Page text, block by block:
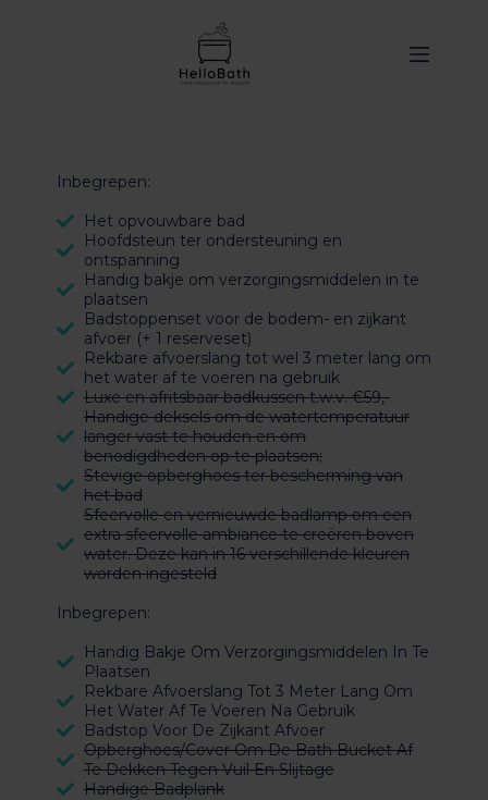
Inbegrepen:
Het opvouwbare bad
Hoofdsteun ter ondersteuning en
ontspanning
Handig bakje om verzorgingsmiddelen in te
plaatsen
Badstoppenset voor de bodem- en zijkant
afvoer (+ 1 reserveset)
Rekbare afvoerslang tot wel 3 meter lang om
het water af te voeren na gebruik
Luxe en afritsbaar badkussen t.w.v. €59,-
Handige deksels om de watertemperatuur
langer vast te houden en om
benodigdheden op te plaatsen;
Stevige opberghoes ter bescherming van
het bad
Sfeervolle en vernieuwde badlamp om een
extra sfeervolle ambiance te creëren boven
water. Deze kan in 16 verschillende kleuren
worden ingesteld
Inbegrepen:
Handig Bakje Om Verzorgingsmiddelen In Te
Plaatsen
Rekbare Afvoerslang Tot 3 Meter Lang Om
Het Water Af Te Voeren Na Gebruik
Badstop Voor De Zijkant Afvoer
Opberghoes/Cover Om De Bath Bucket Af
Te Dekken Tegen Vuil En Slijtage
Handige Badplank